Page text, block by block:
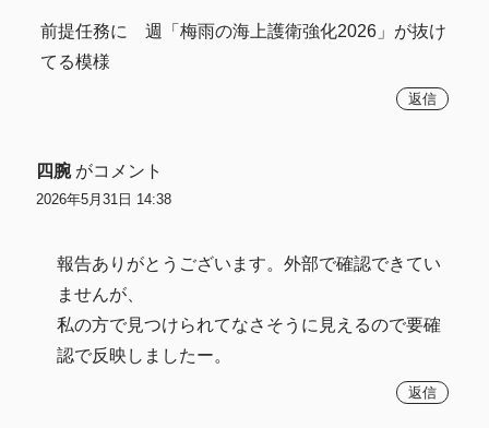
前提任務に 週「梅雨の海上護衛強化2026」が抜け
てる模様
返信
四腕 がコメント
2026年5月31日 14:38
報告ありがとうございます。外部で確認できてい
ませんが、
私の方で見つけられてなさそうに見えるので要確
認で反映しましたー。
返信